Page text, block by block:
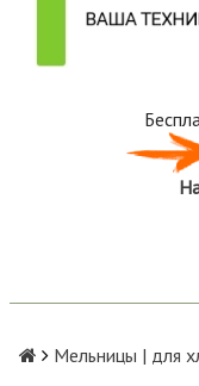
Мельницы | для